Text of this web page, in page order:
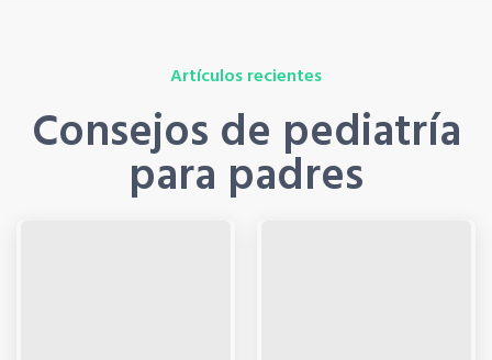
Artículos recientes
Consejos de pediatría
para padres